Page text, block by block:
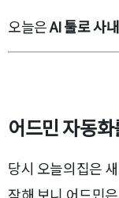
오늘은AI 툴로 사
어드민 자동
당시 오늘의집은